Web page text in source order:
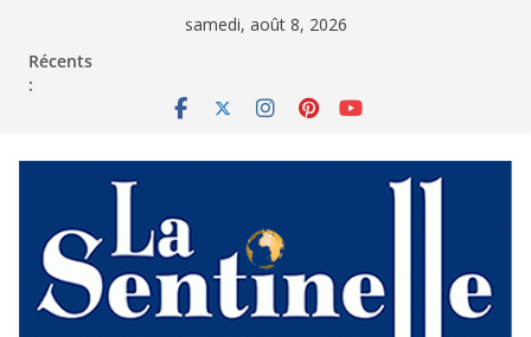
samedi, août 8, 2026
Récents
: